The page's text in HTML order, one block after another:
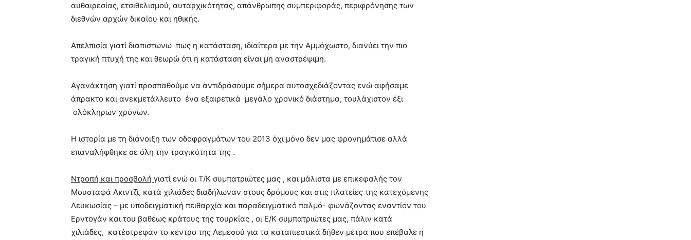
αυθαιρεσίας, ετσιθελισμού, αυταρχικότητας, απάνθρωπης συμπεριφοράς, περιφρόνησης των
διεθνών αρχών δικαίου και ηθικής.
Απελπισία γιατί διαπιστώνω πως η κατάσταση, ιδιαίτερα με την Αμμόχωστο, διανύει την πιο
τραγική πτυχή της και θεωρώ ότι η κατάσταση είναι μη αναστρέψιμη.
Αγανάκτηση γιατί προσπαθούμε να αντιδράσουμε σήμερα αυτοσχεδιάζοντας ενώ αφήσαμε
άπρακτο και ανεκμετάλλευτο ένα εξαιρετικά μεγάλο χρονικό διάστημα, τουλάχιστον έξι
ολόκληρων χρόνων.
Η ιστορία με τη διάνοιξη των οδοφραγμάτων του 2013 όχι μόνο δεν μας φρονημάτισε αλλά
επαναλήφθηκε σε όλη την τραγικότητα της .
Nτροπή και προσβολή γιατί ενώ οι Τ/Κ συμπατριώτες μας , και μάλιστα με επικεφαλής τον
Μουσταφά Ακιντζί, κατά χιλιάδες διαδήλωναν στους δρόμους και στις πλατείες της κατεχόμενης
Λευκωσίας – με υποδειγματική πειθαρχία και παραδειγματικό παλμό- φωνάζοντας εναντίον του
Ερντογάν και του βαθέως κράτους της τουρκίας , οι Ε/Κ συμπατριώτες μας, πάλιν κατά
χιλιάδες, κατέστρεφαν το κέντρο της Λεμεσού για τα καταπιεστικά δήθεν μέτρα που επέβαλε η